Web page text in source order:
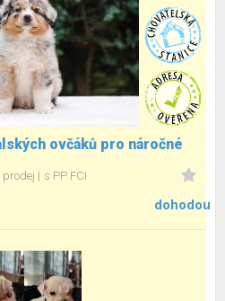
ovčáků pro náročné
prodej s PP FCI
dohodou